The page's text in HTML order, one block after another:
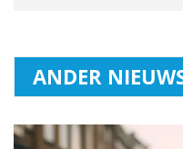
ANDER